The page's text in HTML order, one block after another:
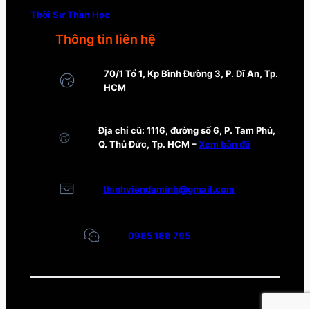
Thời Sự Thần Học
Thông tin liên hệ
70/1 Tổ 1, Kp Bình Đường 3, P. Dĩ An, Tp.
HCM
Địa chỉ cũ: 1116, đường số 6, P. Tam Phú,
Q. Thủ Đức, Tp. HCM –Xem bản đồ
thinhviendaminh@gmail.com
0985 188 795